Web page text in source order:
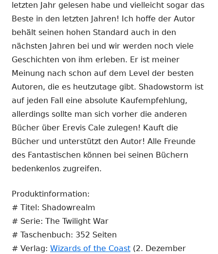
letzten Jahr gelesen habe und vielleicht sogar das
Beste in den letzten Jahren! Ich hoffe der Autor
behält seinen hohen Standard auch in den
nächsten Jahren bei und wir werden noch viele
Geschichten von ihm erleben. Er ist meiner
Meinung nach schon auf dem Level der besten
Autoren, die es heutzutage gibt. Shadowstorm ist
auf jeden Fall eine absolute Kaufempfehlung,
allerdings sollte man sich vorher die anderen
Bücher über Erevis Cale zulegen! Kauft die
Bücher und unterstützt den Autor! Alle Freunde
des Fantastischen können bei seinen Büchern
bedenkenlos zugreifen.
Produktinformation:
# Titel: Shadowrealm
# Serie: The Twilight War
# Taschenbuch: 352 Seiten
# Verlag: Wizards of the Coast (2. Dezember